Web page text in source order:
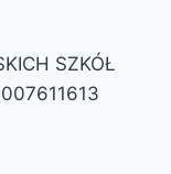
SZKÓŁ